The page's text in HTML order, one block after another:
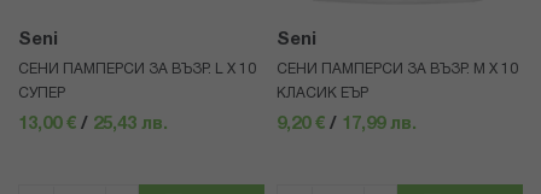
Seni
СЕНИ ПАМПЕРСИ ЗА ВЪЗР. L Х 10
СУПЕР
13,00 € / 25,43 лв.
Seni
СЕНИ ПАМПЕРСИ ЗА ВЪЗР. М Х 10
КЛАСИК ЕЪР
9,20 € / 17,99 лв.